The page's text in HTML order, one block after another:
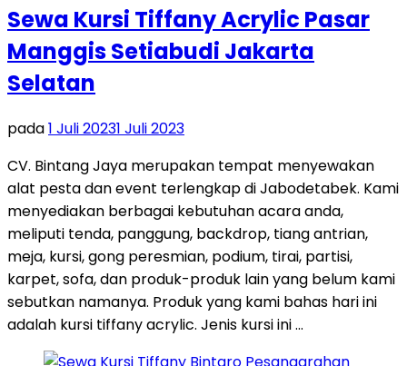
Sewa Kursi Tiffany Acrylic Pasar
Manggis Setiabudi Jakarta
Selatan
pada1 Juli 20231 Juli 2023
CV. Bintang Jaya merupakan tempat menyewakan
alat pesta dan event terlengkap di Jabodetabek. Kami
menyediakan berbagai kebutuhan acara anda,
meliputi tenda, panggung, backdrop, tiang antrian,
meja, kursi, gong peresmian, podium, tirai, partisi,
karpet, sofa, dan produk-produk lain yang belum kami
sebutkan namanya. Produk yang kami bahas hari ini
adalah kursi tiffany acrylic. Jenis kursi ini …